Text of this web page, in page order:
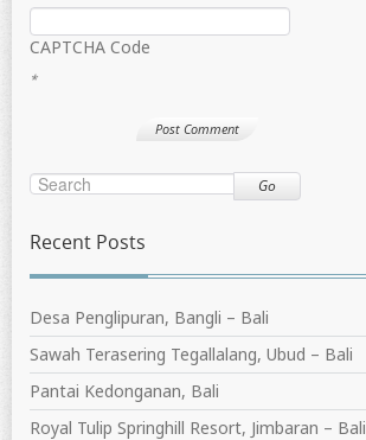
CAPTCHA Code
*
Go
Recent Posts
Desa Penglipuran, Bangli – Bali
Sawah Terasering Tegallalang, Ubud – Bali
Pantai Kedonganan, Bali
Royal Tulip Springhill Resort, Jimbaran – Bali